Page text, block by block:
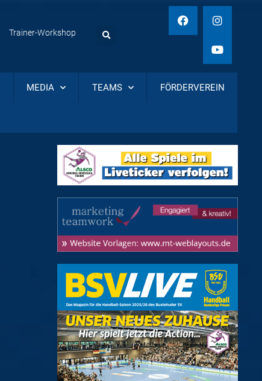
Trainer-Workshop
MEDIA TEAMS FÖRDERVEREIN